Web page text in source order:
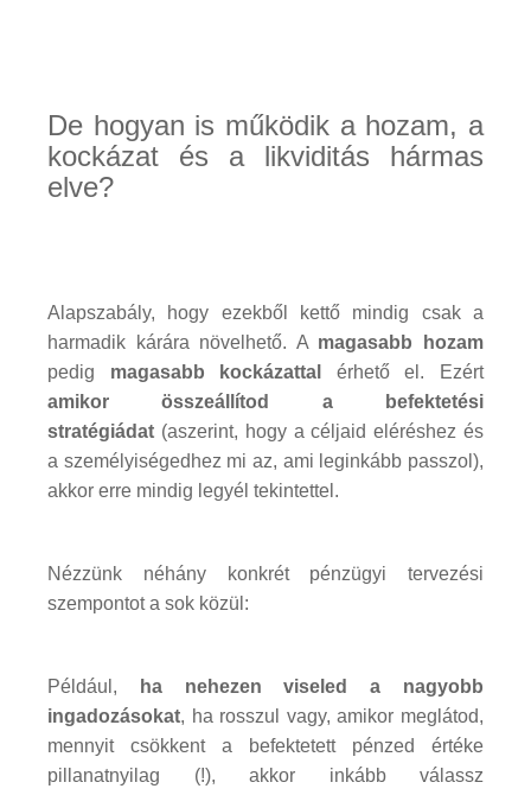
De hogyan is működik a hozam, a
kockázat és a likviditás hármas
elve?
Alapszabály, hogy ezekből kettő mindig csak a
harmadik kárára növelhető. A magasabb hozam
pedig magasabb kockázattal
érhető el. Ezért
amikor összeállítod a befektetési
stratégiádat (aszerint, hogy a céljaid eléréshez és
a személyiségedhez mi az, ami leginkább passzol),
akkor erre mindig legyél tekintettel.
Nézzünk néhány konkrét pénzügyi tervezési
szempontot a sok közül:
Például,
ha nehezen viseled a nagyobb
ingadozásokat, ha rosszul vagy, amikor meglátod,
mennyit csökkent a befektetett pénzed értéke
pillanatnyilag (!), akkor inkább válassz